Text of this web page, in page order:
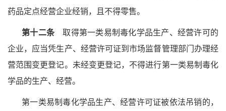
药品定点经营企业经销，且不得零售。
第十二条取得第一类易制毒化学品生产、经营许可的
企业，应当凭生产、经营许可证到市场监督管理部门办理经
营范围变更登记。未经变更登记，不得进行第一类易制毒化
学品的生产、经营。
第一类易制毒化学品生产、经营许可证被依法吊销的，